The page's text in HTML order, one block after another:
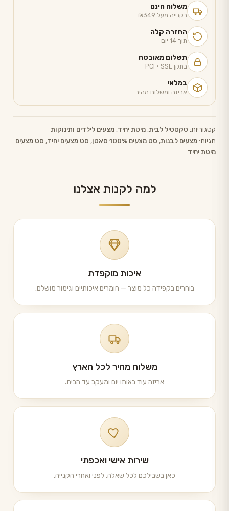
משלוח חינם
בקנייה מעל ₪349
החזרה קלה
תוך 14 יום
תשלום מאובטח
בתקן PCI · SSL
במלאי
אריזה ומשלוח מהיר
קטגוריות: טקסטיל לבית, מיטת יחיד, מצעים לילדים ותינוקות
תגיות:מצעים לבנות, סט מצעים 100% סאטן , סט מצעים יחיד, סט מצעים
מיטת יחיד
למה לקנות אצלנו
איכות מוקפדת
בוחרים בקפידה כל מוצר — חומרים איכותיים וגימור מושלם.
משלוח מהיר לכל הארץ
אריזה עוד באותו יום ומעקב עד הבית.
שירות אישי ואכפתי
כאן בשבילכם לכל שאלה, לפני ואחרי הקנייה.